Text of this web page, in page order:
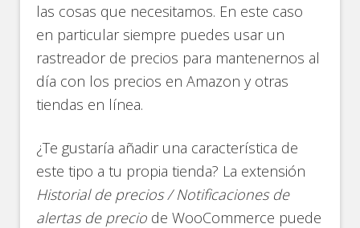
las cosas que necesitamos. En este caso
en particular siempre puedes usar un
rastreador de precios para mantenernos al
día con los precios en Amazon y otras
tiendas en línea.
¿Te gustaría añadir una característica de
este tipo a tu propia tienda? La extensión
Historial de precios / Notificaciones de
alertas de precio de WooCommerce puede